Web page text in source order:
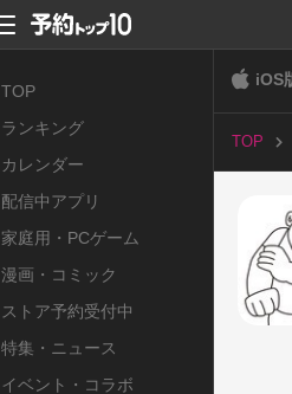
TOP
ランキング
カレンダー
配信中アプリ
家庭用・PCゲーム
漫画・コミック
ストア予約受付中
特集・ニュース
イベント・コラボ
iOS
TOP